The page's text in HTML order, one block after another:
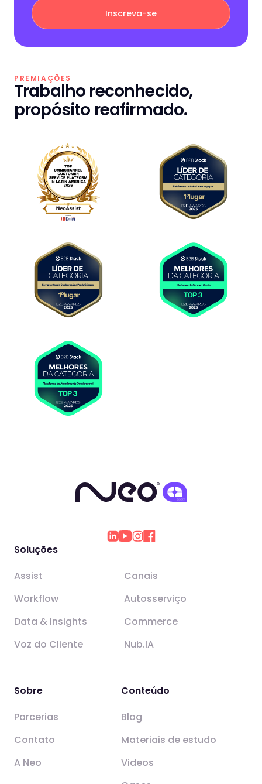
PREMIAÇÕES
Trabalho reconhecido,
propósito reafirmado.
Soluções
Assist
Canais
Workflow
Autosserviço
Data & Insights
Commerce
Voz do Cliente
Nub.IA
Conteúdo
Blog
Materiais de estudo
Videos
Sobre
Parcerias
Contato
A Neo